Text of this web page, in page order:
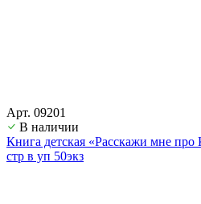
Арт. 09201
В наличии
Книга детская «Расскажи мне
стр в уп 50экз